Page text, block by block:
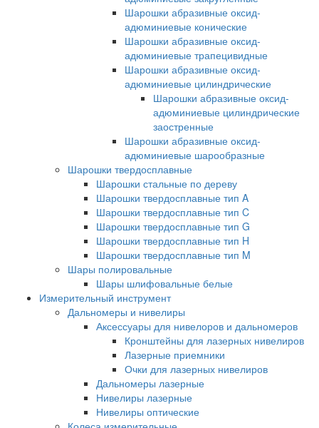
Шарошки абразивные оксид-
адюминиевые конические
Шарошки абразивные оксид-
адюминиевые трапецивидные
Шарошки абразивные оксид-
адюминиевые цилиндрические
Шарошки абразивные оксид-
адюминиевые цилиндрические
заостренные
Шарошки абразивные оксид-
адюминиевые шарообразные
Шарошки твердосплавные
Шарошки стальные по дереву
Шарошки твердосплавные тип A
Шарошки твердосплавные тип C
Шарошки твердосплавные тип G
Шарошки твердосплавные тип H
Шарошки твердосплавные тип M
Шары полировальные
Шары шлифовальные белые
Измерительный инструмент
Дальномеры и нивелиры
Аксессуары для нивелоров и дальномеров
Кронштейны для лазерных нивелиров
Лазерные приемники
Очки для лазерных нивелиров
Дальномеры лазерные
Нивелиры лазерные
Нивелиры оптические